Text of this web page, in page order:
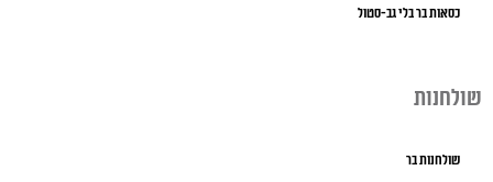
כסאות בר בלי גב-סטול
שולחנות
שולחנות בר